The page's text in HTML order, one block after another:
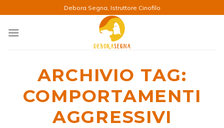
ai
contenuti
Debora Segna, Istruttore Cinofilo
ARCHIVIO TAG:
COMPORTAMENTI
AGGRESSIVI